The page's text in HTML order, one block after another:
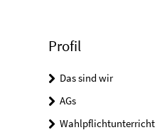
Profil
Das sind wir
AGs
Wahlpflichtunterricht